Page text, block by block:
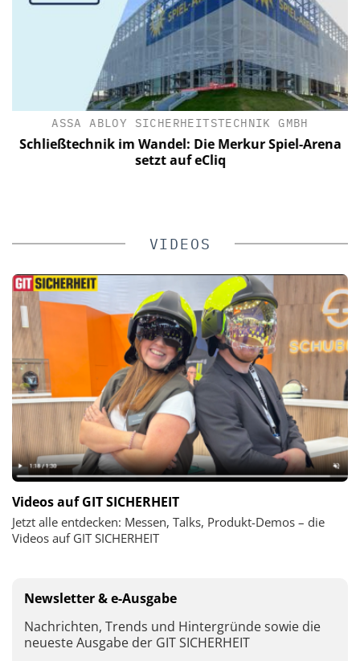
ASSA ABLOY SICHERHEITSTECHNIK GMBH
Schließtechnik im Wandel: Die Merkur Spiel-Arena
setzt auf eCliq
VIDEOS
Videos auf GIT SICHERHEIT
Jetzt alle entdecken: Messen, Talks, Produkt-Demos – die
Videos auf GIT SICHERHEIT
Newsletter & e-Ausgabe
Nachrichten, Trends und Hintergründe sowie die
neueste Ausgabe der GIT SICHERHEIT